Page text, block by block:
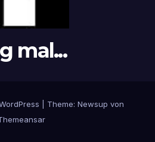
mal...
Theme: Newsup von